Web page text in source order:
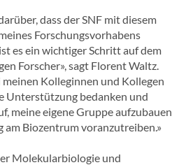
dass der SNF mit diesem
Forschungsvorhabens
es ein wichtiger Schritt auf dem
Forscher», sagt Florent Waltz.
meinen Kolleginnen und Kollegen
Unterstützung bedanken und
meine eigene Gruppe aufzubauen
am Biozentrum voranzutreiben.»
Molekularbiologie und